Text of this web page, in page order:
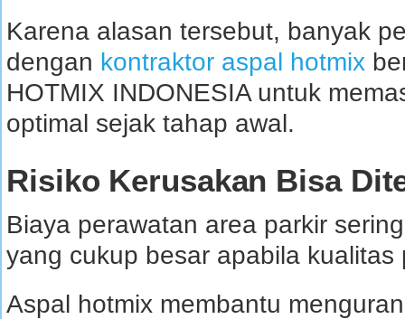
Karena alasan tersebut, banyak
dengan kontraktor aspal hotmix
HOTMIX INDONESIA untuk
optimal sejak tahap awal.
Risiko Kerusakan Bisa
Biaya perawatan area parkir
yang cukup besar apabila
Aspal hotmix membantu